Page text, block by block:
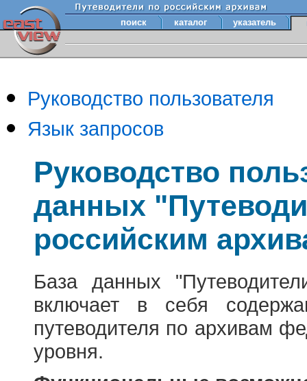
поиск каталог указатель
Руководство пользователя
Язык запросов
Руководство
данных
российским
База данных
включает в себя
путеводителя по архивам
уровня.